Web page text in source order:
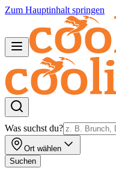
Zum Hauptinhalt springen
Was suchst du?
Ort wählen
Suchen